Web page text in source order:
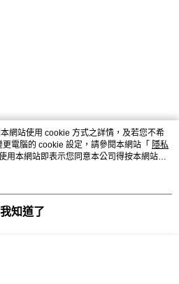
網站使用 cookie 方式之詳情，及若您不希
電腦的 cookie 設定，請參閱本網站「 隱私
用本網站即表示您同意本公司得按本網站使
我知道了